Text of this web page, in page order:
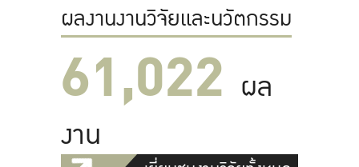
ผลงานงานวิจัยและนวัตกรรม
61,022 ผล
งาน